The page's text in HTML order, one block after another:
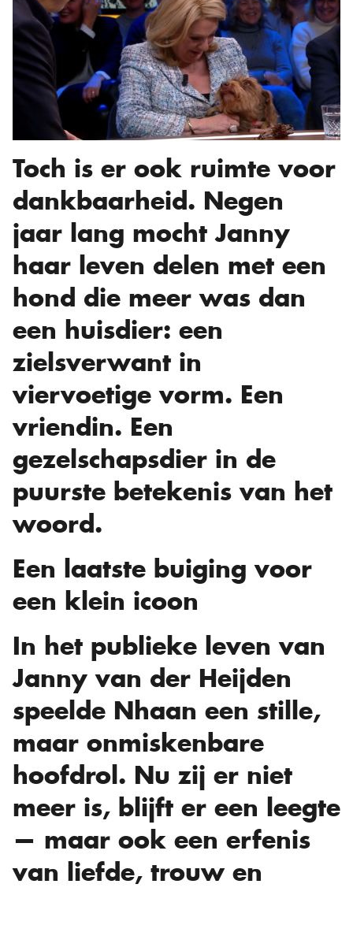
Toch is er ook ruimte voor
dankbaarheid. Negen
jaar lang mocht Janny
haar leven delen met een
hond die meer was dan
een huisdier: een
zielsverwant in
viervoetige vorm. Een
vriendin. Een
gezelschapsdier in de
puurste betekenis van het
woord.
Een laatste buiging voor
een klein icoon
In het publieke leven van
Janny van der Heijden
speelde Nhaan een stille,
maar onmiskenbare
hoofdrol. Nu zij er niet
meer is, blijft er een leegte
— maar ook een erfenis
van liefde, trouw en